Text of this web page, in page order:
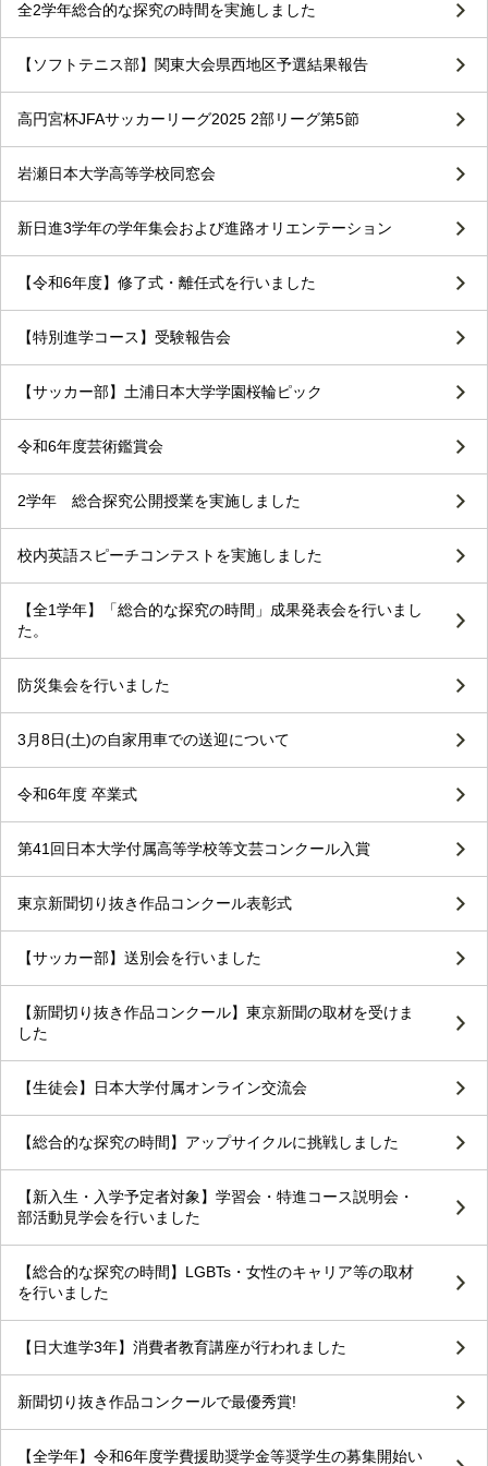
全2学年総合的な探究の時間を実施しました
【ソフトテニス部】関東大会県西地区予選結果報告
高円宮杯JFAサッカーリーグ2025 2部リーグ第5節
岩瀬日本大学高等学校同窓会
新日進3学年の学年集会および進路オリエンテーション
【令和6年度】修了式・離任式を行いました
【特別進学コース】受験報告会
【サッカー部】土浦日本大学学園桜輪ピック
令和6年度芸術鑑賞会
2学年 総合探究公開授業を実施しました
校内英語スピーチコンテストを実施しました
【全1学年】「総合的な探究の時間」成果発表会を行いまし
た。
防災集会を行いました
3月8日(土)の自家用車での送迎について
令和6年度 卒業式
第41回日本大学付属高等学校等文芸コンクール入賞
東京新聞切り抜き作品コンクール表彰式
【サッカー部】送別会を行いました
【新聞切り抜き作品コンクール】東京新聞の取材を受けま
した
【生徒会】日本大学付属オンライン交流会
【総合的な探究の時間】アップサイクルに挑戦しました
【新入生・入学予定者対象】学習会・特進コース説明会・
部活動見学会を行いました
【総合的な探究の時間】LGBTs・女性のキャリア等の取材
を行いました
【日大進学3年】消費者教育講座が行われました
新聞切り抜き作品コンクールで最優秀賞!
【全学年】令和6年度学費援助奨学金等奨学生の募集開始い